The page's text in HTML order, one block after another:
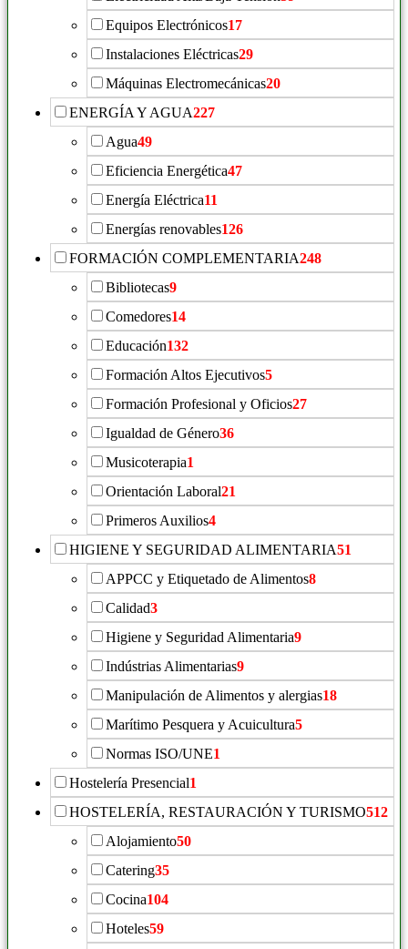
Equipos Electrónicos17
Instalaciones Eléctricas29
Máquinas Electromecánicas20
ENERGÍA Y AGUA227
Agua49
Eficiencia Energética47
Energía Eléctrica11
Energías renovables126
FORMACIÓN COMPLEMENTARIA248
Bibliotecas9
Comedores14
Educación132
Formación Altos Ejecutivos5
Formación Profesional y Oficios27
Igualdad de Género36
Musicoterapia1
Orientación Laboral21
Primeros Auxilios4
HIGIENE Y SEGURIDAD ALIMENTARIA51
APPCC y Etiquetado de Alimentos8
Calidad3
Higiene y Seguridad Alimentaria9
Indústrias Alimentarias9
Manipulación de Alimentos y alergias18
Marítimo Pesquera y Acuicultura5
Normas ISO/UNE1
Hostelería Presencial1
HOSTELERÍA, RESTAURACIÓN Y TURISMO512
Alojamiento50
Catering35
Cocina104
Hoteles59